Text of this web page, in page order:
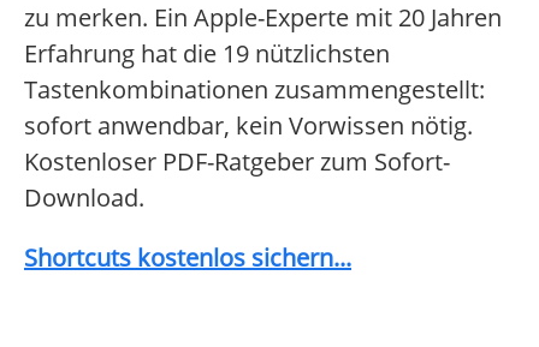
zu merken. Ein Apple-Experte mit 20 Jahren
Erfahrung hat die 19 nützlichsten
Tastenkombinationen zusammengestellt:
sofort anwendbar, kein Vorwissen nötig.
Kostenloser PDF-Ratgeber zum Sofort-
Download.
Shortcuts kostenlos sichern...